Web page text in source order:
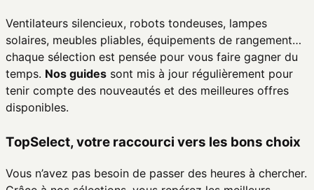
Ventilateurs silencieux, robots tondeuses, lampes
solaires, meubles pliables, équipements de rangement…
chaque sélection est pensée pour vous faire gagner du
temps. Nos guides sont mis à jour régulièrement pour
tenir compte des nouveautés et des meilleures offres
disponibles.
TopSelect, votre raccourci vers les bons choix
Vous n’avez pas besoin de passer des heures à chercher.